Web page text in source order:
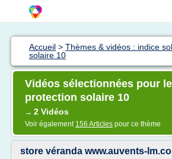
Accueil > Thèmes & vidéos : indice
solaire 10
Vidéos sélectionnées pour
protection solaire 10
→ 2 Vidéos
Voir également 156 Articles pour ce thème
store véranda www.auvents-